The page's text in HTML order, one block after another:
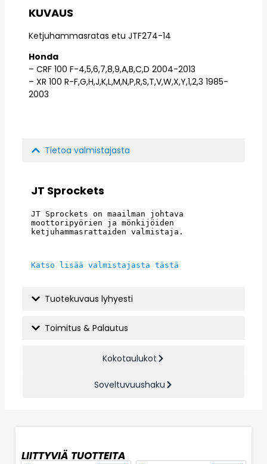
KUVAUS
Ketjuhammasratas etu JTF274-14
Honda
– CRF 100 F-4,5,6,7,8,9,A,B,C,D 2004-2013
– XR 100 R-F,G,H,J,K,L,M,N,P,R,S,T,V,W,X,Y,1,2,3 1985-
2003
Tietoa valmistajasta
JT Sprockets
JT Sprockets on maailman johtava
moottoripyörien ja mönkijöiden
ketjuhammasrattaiden valmistaja.
Katso lisää valmistajasta tästä
Tuotekuvaus lyhyesti
Toimitus & Palautus
Kokotaulukot
Soveltuvuushaku
LIITTYVIÄ TUOTTEITA